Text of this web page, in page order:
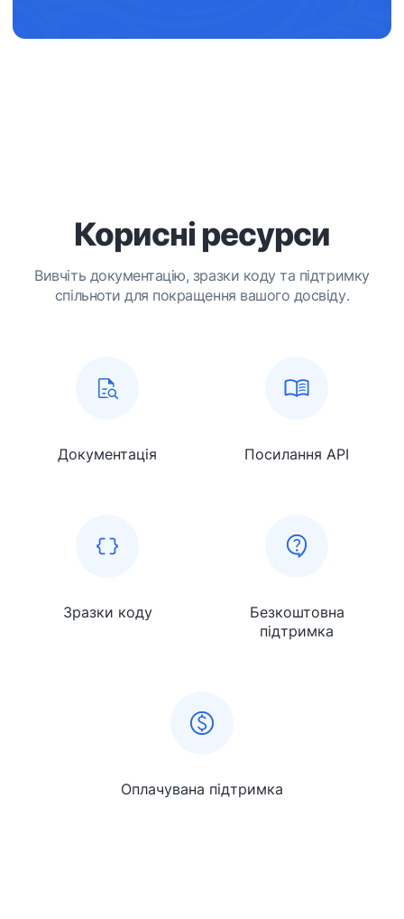
Корисні ресурси
Вивчіть документацію, зразки коду та підтримку
спільноти для покращення вашого досвіду.
Документація Посилання API
Зразки коду
Безкоштовна
підтримка
Оплачувана підтримка